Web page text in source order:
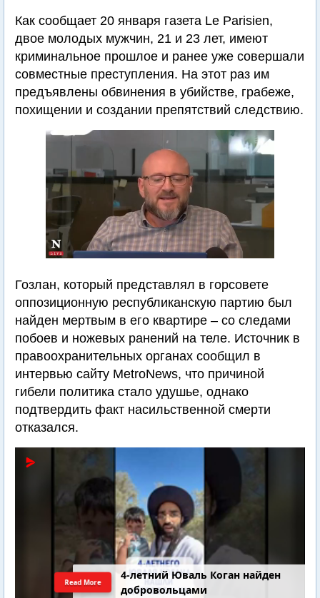
Как сообщает 20 января газета Le Parisien,
двое молодых мужчин, 21 и 23 лет, имеют
криминальное прошлое и ранее уже совершали
совместные преступления. На этот раз им
предъявлены обвинения в убийстве, грабеже,
похищении и создании препятствий следствию.
Гозлан, который представлял в горсовете
оппозиционную республиканскую партию был
найден мертвым в его квартире – со следами
побоев и ножевых ранений на теле. Источник в
правоохранительных органах сообщил в
интервью сайту MetroNews, что причиной
гибели политика стало удушье, однако
подтвердить факт насильственной смерти
отказался.
4-летний Юваль Коган найден
добровольцами
Read More